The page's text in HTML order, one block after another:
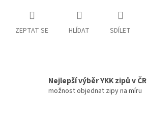
ZEPTAT SE HLÍDAT SDÍLET
Nejlepší výběr YKK zipů v ČR
možnost objednat zipy na míru